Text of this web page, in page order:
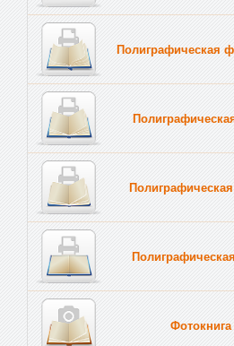
Полиграфическая